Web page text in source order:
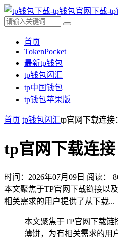
首页
TokenPocket
最新tp钱包
tp钱包闪汇
tp中国钱包
tp钱包苹果版
首页 tp钱包闪汇tp官网下载连接
tp官网下载连
时间：2026年07月09日 阅读：
本文聚焦于TP官网下载链接以
相关需求的用户提供了从下载...
本文聚焦于TP官网下载链
薄饼，为有相关需求的用